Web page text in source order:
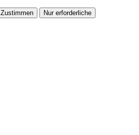
Zustimmen Nur erforderliche